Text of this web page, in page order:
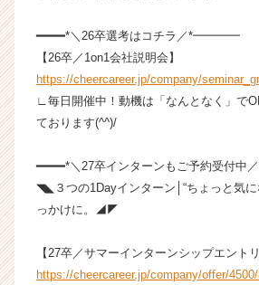
━━━━*＼26卒選考はコチラ／*━━━━
【26卒／1on1会社説明会】
https://cheercareer.jp/company/
∟毎日開催中！動機は「なんとなく」で
ております(^^)/
━━━━*＼27卒インターンもご予約受付
◥◣３つの1Dayインターン│“ちょっと気に
っかけに。◢◤
【27卒／サマーインターンシップエントリ
https://cheercareer.jp/company/offer/